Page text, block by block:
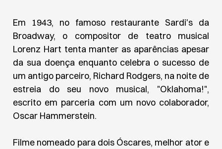
Em 1943, no famoso restaurante Sardi's da
Broadway, o compositor de teatro musical
Lorenz Hart tenta manter as aparências apesar
da sua doença enquanto celebra o sucesso de
um antigo parceiro, Richard Rodgers, na noite de
estreia do seu novo musical, "Oklahoma!",
escrito em parceria com um novo colaborador,
Oscar Hammerstein.
Filme nomeado para dois Óscares, melhor ator e